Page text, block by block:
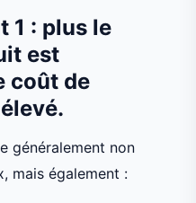
1 : plus le
est
coût de
généralement non
mais également :